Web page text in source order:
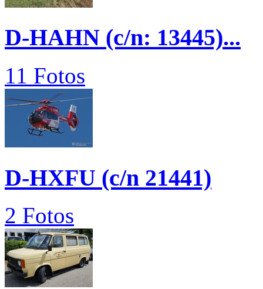
D-HAHN (c/n: 13445)...
11 Fotos
D-HXFU (c/n 21441)
2 Fotos